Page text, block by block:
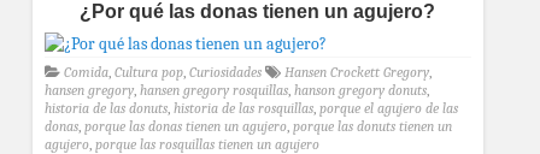
¿Por qué las donas tienen un agujero?
Comida, Cultura pop, Curiosidades Hansen Crockett Gregory,
hansen gregory, hansen gregory rosquillas, hanson gregory donuts,
historia de las donuts, historia de las rosquillas, porque el agujero de las
donas, porque las donas tienen un agujero, porque las donuts tienen un
agujero, porque las rosquillas tienen un agujero